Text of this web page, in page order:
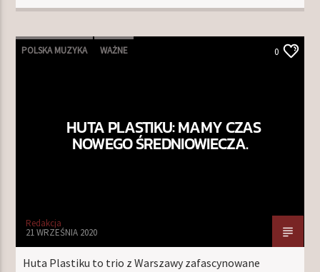
POLSKA MUZYKA WAŻNE 0
HUTA PLASTIKU: MAMY CZAS
NOWEGO ŚREDNIOWIECZA.
Redakcja
21 WRZEŚNIA 2020
Huta Plastiku to trio z Warszawy zafascynowane